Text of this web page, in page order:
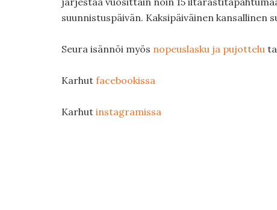
suunnistuspäivän. Kaksipäiväinen kansallinen
Seura isännöi myös nopeuslasku ja pujottelu
Karhut facebookissa
Karhut instagramissa